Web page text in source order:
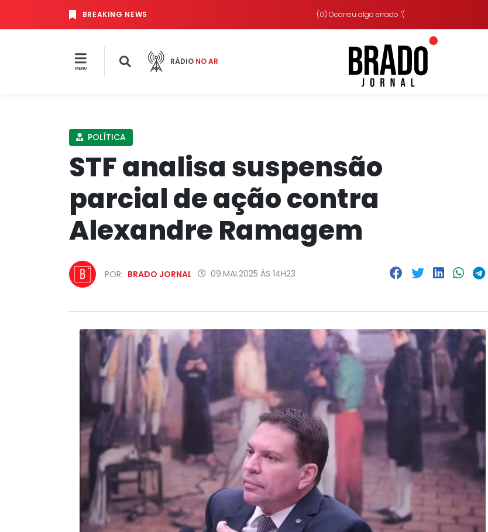
BREAKING NEWS (0) Ocorreu algo errado :'(
MENU
RÁDIO NO AR
POLÍTICA
STF analisa suspensão
parcial de ação contra
Alexandre Ramagem
POR: BRADO JORNAL 09.MAI.2025 ÀS 14H23